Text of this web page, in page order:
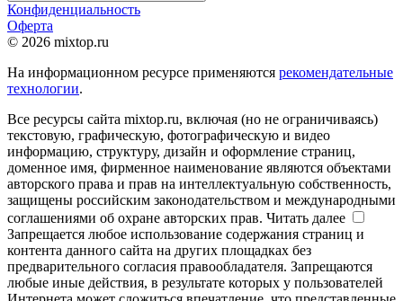
Конфиденциальность
Оферта
© 2026 mixtop.ru
На информационном ресурсе применяются рекомендательные
технологии.
Все ресурсы сайта mixtop.ru, включая (но не ограничиваясь)
текстовую, графическую, фотографическую и видео
информацию, структуру, дизайн и оформление страниц,
доменное имя, фирменное наименование являются объектами
авторского права и прав на интеллектуальную собственность,
защищены российским законодательством и международными
соглашениями об охране авторских прав. Читать далее
Запрещается любое использование содержания страниц и
контента данного сайта на других площадках без
предварительного согласия правообладателя. Запрещаются
любые иные действия, в результате которых у пользователей